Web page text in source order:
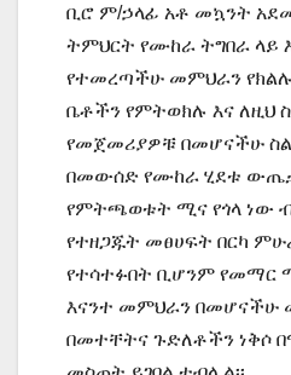
ቢሮ ም/ኃላፊ አቶ መኳንት
ትምህርት የሙከራ ትግበራ ላይ
የተመረጣችሁ መምህራን
ቤቶችን የምትወክሉ እና ለዚህ
የመጀመሪያዎቹ በመሆናችሁ
በመውሰድ የሙከራ ሂደቱ
የምትጫወቱት ሚና የጎላ ነው
የተዘጋጁት መፀሀፍት በርካ
የተሳተፉበት ቢሆንም የመማር
እናንተ መምህራን በመሆናችሁ
በመተቸትና ጉድለቶችን ነቅሶ